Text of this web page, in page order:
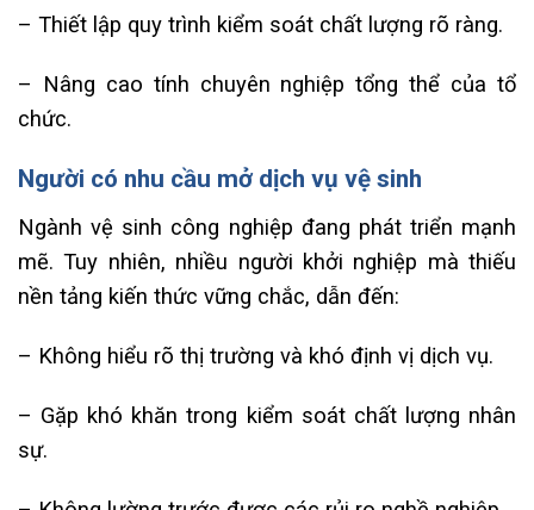
– Thiết lập quy trình kiểm soát chất lượng rõ ràng.
– Nâng cao tính chuyên nghiệp tổng thể của tổ
chức.
Người có nhu cầu mở dịch vụ vệ sinh
Ngành vệ sinh công nghiệp đang phát triển mạnh
mẽ. Tuy nhiên, nhiều người khởi nghiệp mà thiếu
nền tảng kiến thức vững chắc, dẫn đến:
– Không hiểu rõ thị trường và khó định vị dịch vụ.
– Gặp khó khăn trong kiểm soát chất lượng nhân
sự.